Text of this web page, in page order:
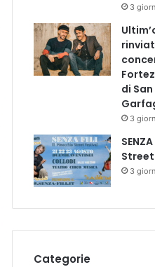
3
di
3
3
Categorie